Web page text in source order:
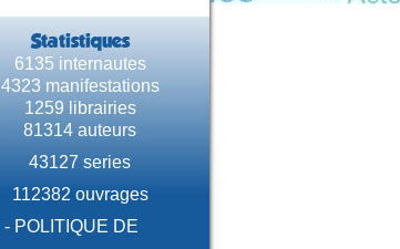
Statistiques
6135 internautes
4323 manifestations
1259 librairies
81314 auteurs
43127 series
112382 ouvrages
- POLITIQUE DE